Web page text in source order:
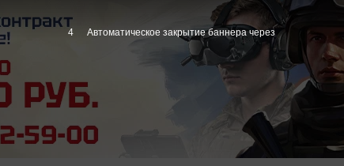
3 Автоматическое закрытие баннера через